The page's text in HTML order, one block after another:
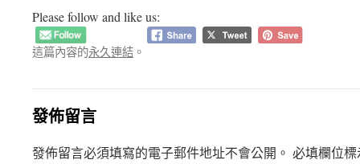
Please follow and like us:
這篇內容的永久連結 。
發佈留言
發佈留言必須填寫的電子郵件地址不會公開。 必填欄位